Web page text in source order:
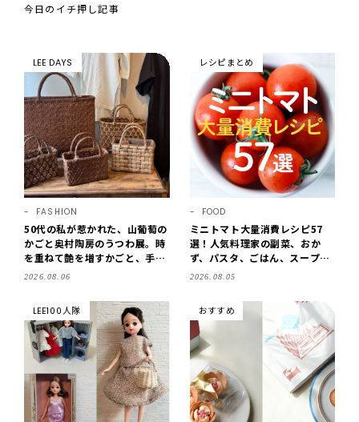
今日のイチ押し記事
LEE DAYS
FASHION
50代の私が惹かれた、山葡萄の
かごと奥村陶房のうつわ展。時
を重ねて艶を増すかごと、手仕
事の美しさに出会いました。
2026.08.06
レシピまとめ
FOOD
ミニトマト大量消費レシピ57
選！人気料理家の副菜、おか
ず、パスタ、ごはん、スープま
で【保存版】
2026.08.05
LEE100人隊 おすすめ